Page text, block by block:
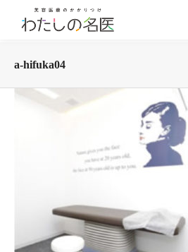
a-hifuka04